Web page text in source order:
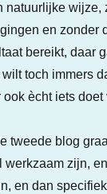
natuurlijke wijze,
en zonder
bereikt, daar
toch immers
ècht iets doet
tweede blog
werkzaam zijn,
en dan